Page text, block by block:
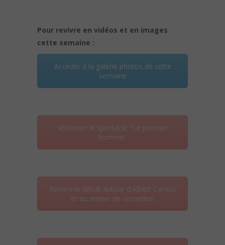
Pour revivre en vidéos et en images
cette semaine :
Accéder à la galerie photos de cette
semaine
Visionner le spectacle "Le premier
homme"
Revivre le débat autour d'Albert Camus
et du métier de comédien